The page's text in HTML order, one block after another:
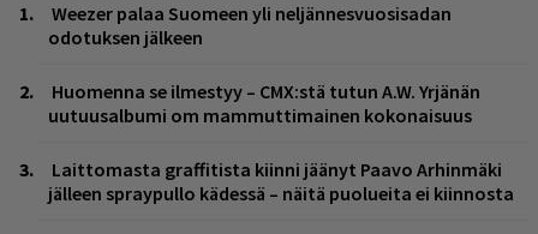
Weezer palaa Suomeen yli neljännesvuosisadan
odotuksen jälkeen
Huomenna se ilmestyy – CMX:stä tutun A.W. Yrjänän
uutuusalbumi om mammuttimainen kokonaisuus
Laittomasta graffitista kiinni jäänyt Paavo Arhinmäki
jälleen spraypullo kädessä – näitä puolueita ei kiinnosta